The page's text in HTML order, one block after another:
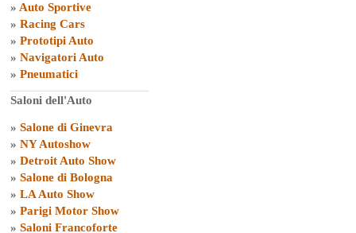
» Auto Sportive
» Racing Cars
» Prototipi Auto
» Navigatori Auto
» Pneumatici
Saloni dell'Auto
» Salone di Ginevra
» NY Autoshow
» Detroit Auto Show
» Salone di Bologna
» LA Auto Show
» Parigi Motor Show
» Saloni Francoforte